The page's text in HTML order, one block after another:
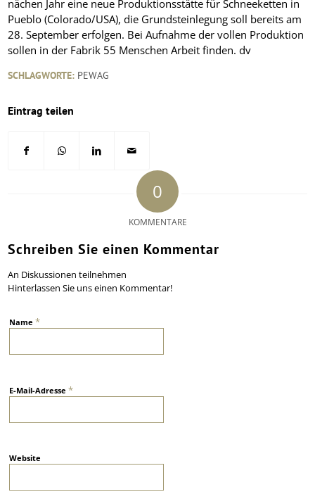
nächen Jahr eine neue Produktionsstätte für Schneeketten in
Pueblo (Colorado/USA), die Grundsteinlegung soll bereits am
28. September erfolgen. Bei Aufnahme der vollen Produktion
sollen in der Fabrik 55 Menschen Arbeit finden.dv
SCHLAGWORTE: PEWAG
Eintrag teilen
0
KOMMENTARE
Schreiben Sie einen Kommentar
An Diskussionen teilnehmen
Hinterlassen Sie uns einen Kommentar!
Name*
E-Mail-Adresse*
Website